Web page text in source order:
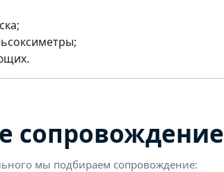
сопровождение
мы подбираем сопровождение: